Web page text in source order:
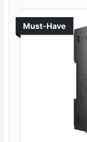
Must-Have